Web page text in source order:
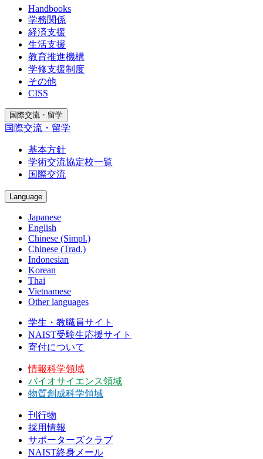
Handbooks
学務関係
経済支援
生活支援
教育推進機構
学修支援制度
その他
CISS
国際交流・留学
国際交流・留学
基本方針
学術交流協定校一覧
国際交流
Language
Japanese
English
Chinese (Simpl.)
Chinese (Trad.)
Indonesian
Korean
Thai
Vietnamese
Other languages
学生・教職員サイト
NAIST受験生応援サイト
寄付について
情報科学領域
バイオサイエンス領域
物質創成科学領域
刊行物
採用情報
サポーターズクラブ
NAIST終身メール